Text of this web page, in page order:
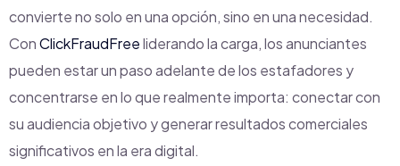
convierte no solo en una opción, sino en una necesidad.
ConClickFraudFreeliderando la carga, los anunciantes
pueden estar un paso adelante de los estafadores y
concentrarse en lo que realmente importa: conectar con
su audiencia objetivo y generar resultados comerciales
significativos en la era digital.